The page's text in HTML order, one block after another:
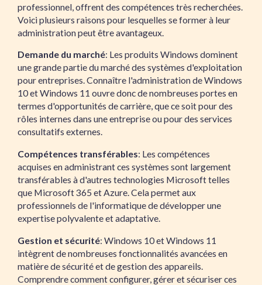
professionnel, offrent des compétences très recherchées.
Voici plusieurs raisons pour lesquelles se former à leur
administration peut être avantageux.
Demande du marché: Les produits Windows dominent
une grande partie du marché des systèmes d'exploitation
pour entreprises. Connaître l'administration de Windows
10 et Windows 11 ouvre donc de nombreuses portes en
termes d'opportunités de carrière, que ce soit pour des
rôles internes dans une entreprise ou pour des services
consultatifs externes.
Compétences transférables: Les compétences
acquises en administrant ces systèmes sont largement
transférables à d'autres technologies Microsoft telles
que Microsoft 365 et Azure. Cela permet aux
professionnels de l'informatique de développer une
expertise polyvalente et adaptative.
Gestion et sécurité: Windows 10 et Windows 11
intègrent de nombreuses fonctionnalités avancées en
matière de sécurité et de gestion des appareils.
Comprendre comment configurer, gérer et sécuriser ces